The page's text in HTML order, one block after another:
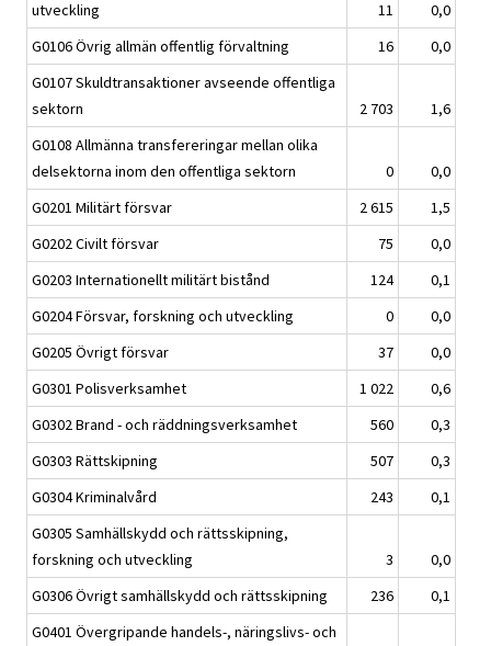
utveckling
11
0,0
G0106 Övrig allmän offentlig förvaltning
16
0,0
G0107 Skuldtransaktioner avseende offentliga
sektorn
2 703
1,6
G0108 Allmänna transfereringar mellan olika
delsektorna inom den offentliga sektorn
0
0,0
G0201 Militärt försvar
2 615
1,5
G0202 Civilt försvar
75
0,0
G0203 Internationellt militärt bistånd
124
0,1
G0204 Försvar, forskning och utveckling
0
0,0
G0205 Övrigt försvar
37
0,0
G0301 Polisverksamhet
1 022
0,6
G0302 Brand - och räddningsverksamhet
560
0,3
G0303 Rättskipning
507
0,3
G0304 Kriminalvård
243
0,1
G0305 Samhällskydd och rättsskipning,
forskning och utveckling
3
0,0
G0306 Övrigt samhällskydd och rättsskipning
236
0,1
G0401 Övergripande handels-, näringslivs- och